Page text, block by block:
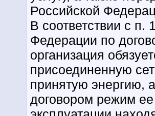
Российской
В соответствии с п.
Федерации по
организация
присоединенную
принятую энергию,
договором режим ее